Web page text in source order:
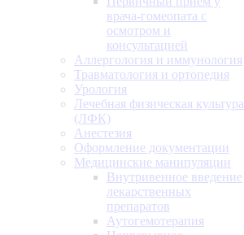
врача-гомеопата с
осмотром и
консультацией
Аллергология и иммунология
Травматология и ортопедия
Урология
Лечебная физическая культура
(ЛФК)
Анестезия
Оформление документации
Медицинские манипуляции
Внутривенное введение
лекарственных
препаратов
Аутогемотерапия